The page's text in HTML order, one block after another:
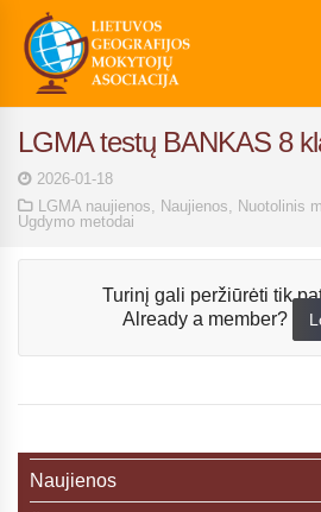
LGMA testų BANKAS 8
2026-01-18
LGMA naujienos, Naujienos, Nuotolinis
Ugdymo metodai
Turinį gali peržiūrėti tik
Already a member?
Naujienos